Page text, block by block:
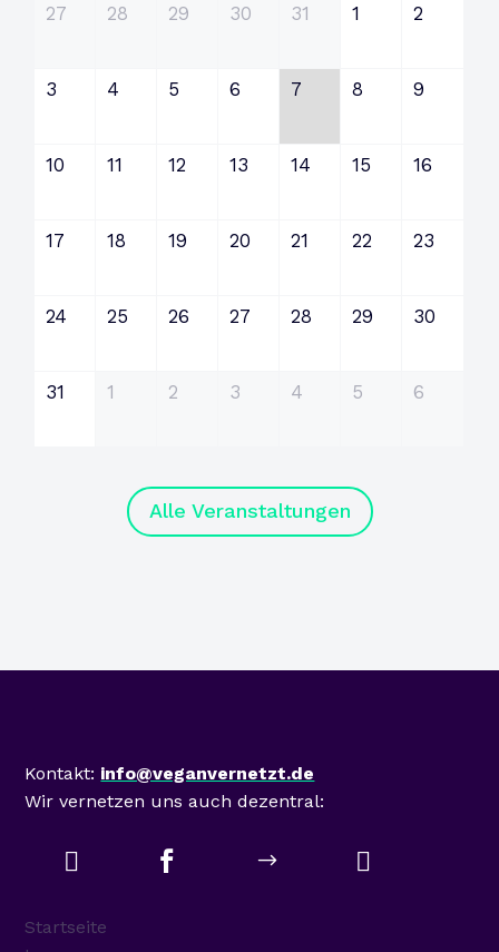
27 28 29 30 31 1 2
3 4 5 6 7 8 9
10 11 12 13 14 15 16
17 18 19 20 21 22 23
24 25 26 27 28 29 30
31 1 2 3 4 5 6
Alle Veranstaltungen
Kontakt: info@veganvernetzt.de
Wir vernetzen uns auch dezentral:
  $ 
Startseite